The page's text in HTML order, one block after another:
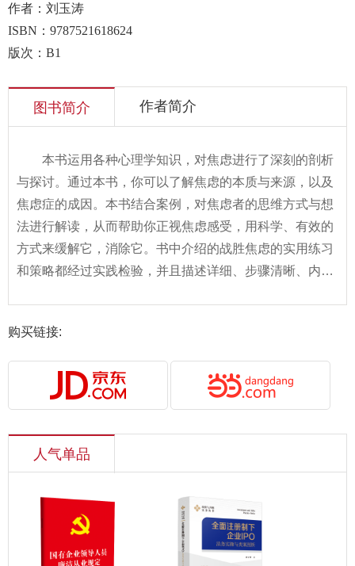
作者：刘玉涛
ISBN： 9787521618624
版次：B1
图书简介 作者简介
本书运用各种心理学知识，对焦虑进行了深刻的剖析
与探讨。通过本书，你可以了解焦虑的本质与来源，以及
焦虑症的成因。本书结合案例，对焦虑者的思维方式与想
法进行解读，从而帮助你正视焦虑感受，用科学、有效的
方式来缓解它，消除它。书中介绍的战胜焦虑的实用练习
和策略都经过实践检验，并且描述详细、步骤清晰、内容
你走出焦虑的困境。
购买链接:
人气单品